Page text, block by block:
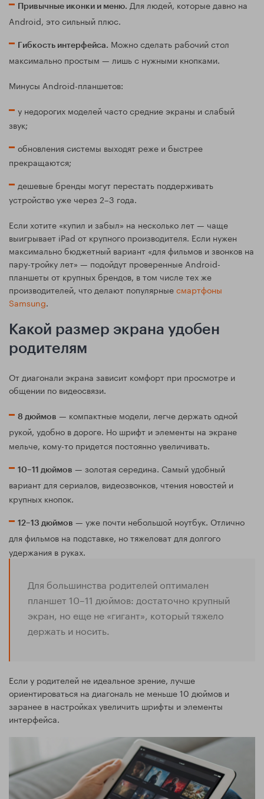
Привычные иконки и меню. Для людей, которые давно на
Android, это сильный плюс.
Гибкость интерфейса. Можно сделать рабочий стол
максимально простым — лишь с нужными кнопками.
Минусы Android-планшетов:
у недорогих моделей часто средние экраны и слабый
звук;
обновления системы выходят реже и быстрее
прекращаются;
дешевые бренды могут перестать поддерживать
устройство уже через 2–3 года.
Если хотите «купил и забыл» на несколько лет — чаще
выигрывает iPad от крупного производителя. Если нужен
максимально бюджетный вариант «для фильмов и звонков на
пару-тройку лет» — подойдут проверенные Android-
планшеты от крупных брендов, в том числе тех же
производителей, что делают популярныесмартфоны
Samsung.
Какой размер экрана удобен
родителям
От диагонали экрана зависит комфорт при просмотре и
общении по видеосвязи.
8 дюймов — компактные модели, легче держать одной
рукой, удобно в дороге. Но шрифт и элементы на экране
мельче, кому-то придется постоянно увеличивать.
10–11 дюймов — золотая середина. Самый удобный
вариант для сериалов, видеозвонков, чтения новостей и
крупных кнопок.
12–13 дюймов — уже почти небольшой ноутбук. Отлично
для фильмов на подставке, но тяжеловат для долгого
удержания в руках.
Для большинства родителей оптимален
планшет 10–11 дюймов: достаточно крупный
экран, но еще не «гигант», который тяжело
держать и носить.
Если у родителей не идеальное зрение, лучше
ориентироваться на диагональ не меньше 10 дюймов и
заранее в настройках увеличить шрифты и элементы
интерфейса.